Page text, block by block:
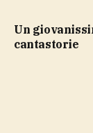
un giovanissimo Francesco Guccini in versione
cantastorie